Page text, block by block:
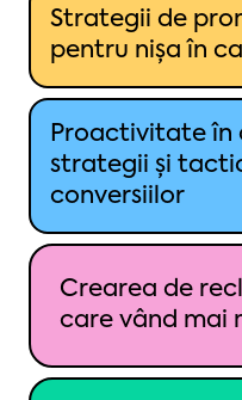
Strategii de
pentru nișa în
Proactivitate în
strategii și
conversiilor
Crearea de
care vând mai